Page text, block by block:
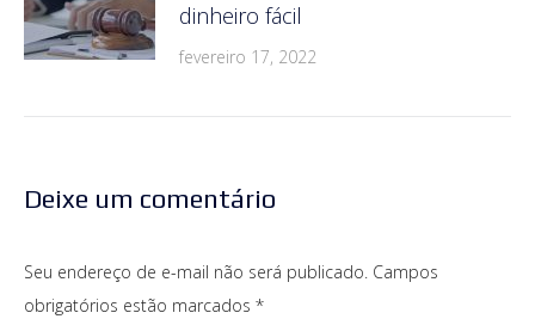
dinheiro fácil
fevereiro 17, 2022
Deixe um comentário
Seu endereço de e-mail não será publicado. Campos
obrigatórios estão marcados *